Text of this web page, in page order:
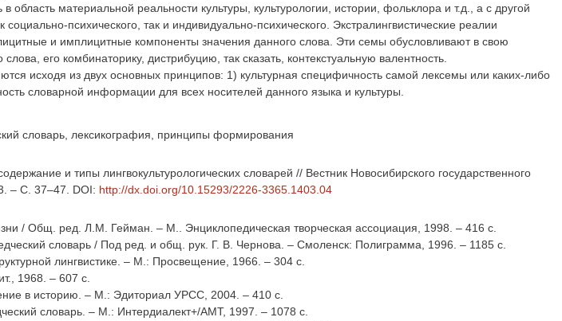
область материальной реальности культуры, культурологии, истории, фольклора и т.д., а с другой
социально-психического, так и индивидуально-психического. Экстралингвистические реалии
и имплицитные компоненты значения данного слова. Эти семы обусловливают в свою
его комбинаторику, дистрибуцию, так сказать, контекстуальную валентность.
исходя из двух основных принципов: 1) культурная специфичность самой лексемы или каких-либо
словарной информации для всех носителей данного языка и культуры.
словарь, лексикография, принципы формирования
и типы лингвокультурологических словарей // Вестник Новосибирского государственного
– С. 37–47. DOI: http://dx.doi.org/10.15293/2226-3365.1403.04
/ Общ. ред. Л.М. Гейман. – М.. Энциклопедическая творческая ассоциация, 1998. – 416 с.
словарь / Под ред. и общ. рук. Г. В. Чернова. – Смоленск: Полиграмма, 1996. – 1185 с.
лингвистике. – М.: Просвещение, 1966. – 304 с.
1968. – 607 с.
в историю. – М.: Эдиториал УРСС, 2004. – 410 с.
словарь. – М.: Интердиалект+/АМТ, 1997. – 1078 с.